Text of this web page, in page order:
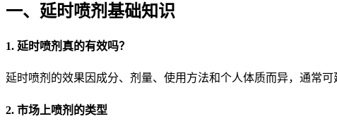
一、延时喷剂基础知识
1. 延时喷剂真的有效吗？
延时喷剂的效果因成分、剂量、使用方法和个人体质而异，通常
2. 市场上喷剂的类型